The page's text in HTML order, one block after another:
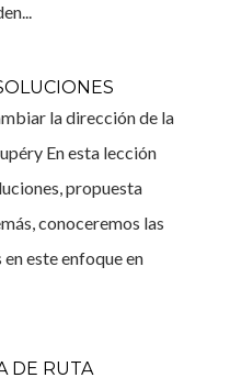
la dirección de la
En esta lección
propuesta
conoceremos las
este enfoque en
DE RUTA